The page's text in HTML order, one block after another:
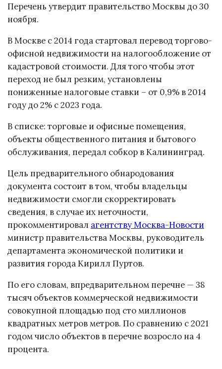
Перечень утвердит правительство Москвы до 30
ноября.
В Москве с 2014 года стартовал перевод торгово-
офисной недвижимости на налогообложение от
кадастровой стоимости. Для того чтобы этот
переход не был резким, установлены
пониженные налоговые ставки – от 0,9% в 2014
году до 2% с 2023 года.
В списке: торговые и офисные помещения,
объекты общественного питания и бытового
обслуживания, передал собкор в Калининград.
Цель предварительного обнародования
документа состоит в том, чтобы владельцы
недвижимости смогли скорректировать
сведения, в случае их неточности,
прокомментировал агентству Москва-Новости
министр правительства Москвы, руководитель
департамента экономической политики и
развития города Кирилл Пуртов.
По его словам, впредварительном перечне — 38
тысяч объектов коммерческой недвижимости
совокупной площадью под сто миллионов
квадратных метров метров. По сравнению с 2021
годом число объектов в перечне возросло на 4
процента.